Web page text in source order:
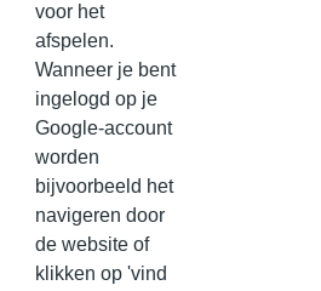
voor het
afspelen.
Wanneer je bent
ingelogd op je
Google-account
worden
bijvoorbeeld het
navigeren door
de website of
klikken op 'vind